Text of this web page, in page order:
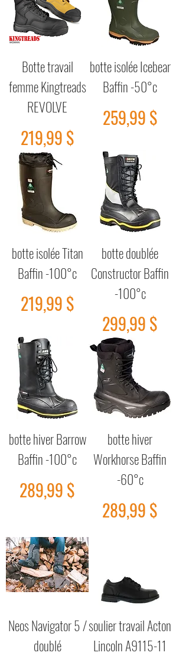
Botte travail
femme Kingtreads
REVOLVE
Prix
219,99 $
botte isolée Icebear
Baffin -50°c
Prix
259,99 $
botte isolée Titan
Baffin -100°c
Prix
219,99 $
botte doublée
Constructor Baffin
-100°c
Prix
299,99 $
botte hiver Barrow
Baffin -100°c
Prix
289,99 $
botte hiver
Workhorse Baffin
-60°c
Prix
289,99 $
Neos Navigator 5 /
doublé
soulier travail Acton
Lincoln A9115-11